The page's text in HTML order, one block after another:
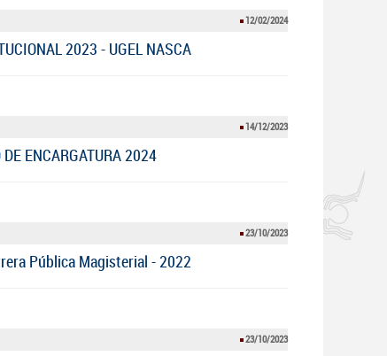
12/02/2024
2023 - UGEL NASCA
14/12/2023
DE ENCARGATURA 2024
23/10/2023
Pública Magisterial - 2022
23/10/2023